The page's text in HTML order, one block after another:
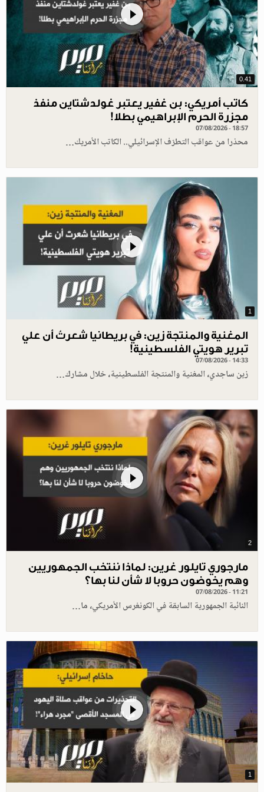
0.41
كاتب أمريكي: بن غفير يعتبر غولدشتاين منفذ
مجزرة الحرم الإبراهيمي بطلا!
07/08/2026 - 18:57
محذرا من عواقب التطرّف الإسرائيلي.. الكاتب الأمريك…
1
المغنية والمنتجة زين: في بريطانيا شعرتُ أن علي
تبرير هويتي الفلسطينية!
07/08/2026 - 14:33
زين ساجدي، المغنية والمنتجة الفلسطينية، خلال مشارك…
2
مارجوري تايلور غرين: لماذا ننتخب الجمهوريين
وهم يخوضون حروبا لا شأن لنا بها؟
07/08/2026 - 11:21
النائبة الجمهورية السابقة في الكونغرس الأمريكي، ما…
1